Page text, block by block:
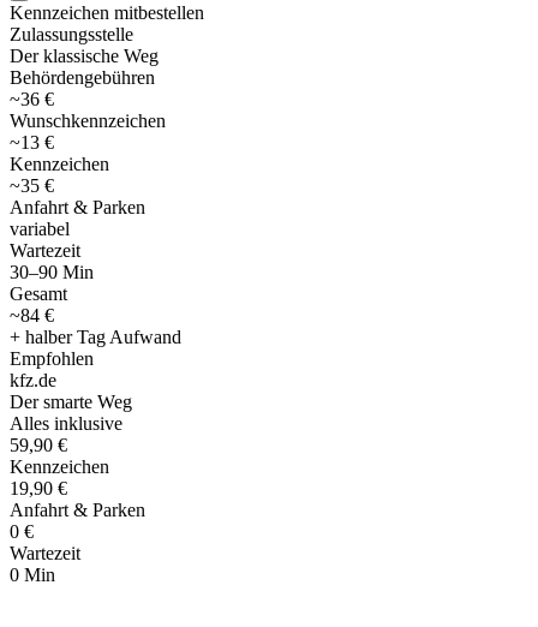
Kennzeichen mitbestellen
Zulassungsstelle
Der klassische Weg
Behördengebühren
~36 €
Wunschkennzeichen
~13 €
Kennzeichen
~35 €
Anfahrt & Parken
variabel
Wartezeit
30–90 Min
Gesamt
~84 €
+ halber Tag Aufwand
Empfohlen
kfz.de
Der smarte Weg
Alles inklusive
59,90 €
Kennzeichen
19,90 €
Anfahrt & Parken
0 €
Wartezeit
0 Min